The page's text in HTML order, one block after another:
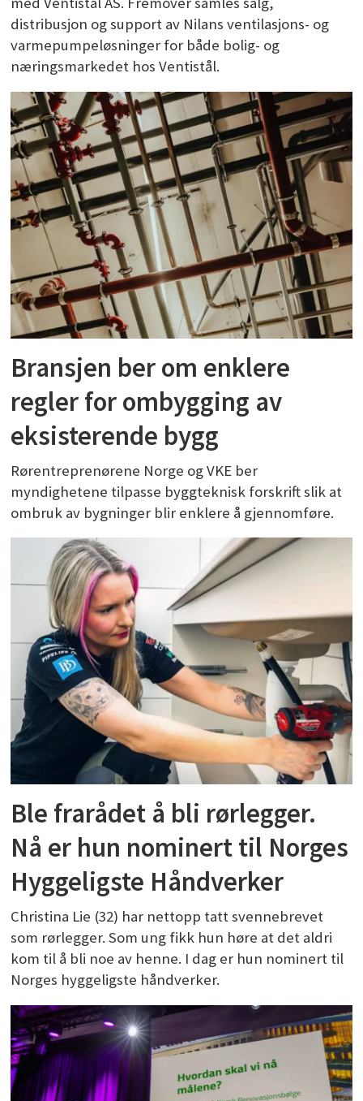
distribusjon og support av Nilans ventilasjons- og
varmepumpeløsninger for både bolig- og
næringsmarkedet hos Ventistål.
Bransjen ber om enklere
regler for ombygging av
eksisterende bygg
Rørentreprenørene Norge og VKE ber
myndighetene tilpasse byggteknisk forskrift slik at
ombruk av bygninger blir enklere å gjennomføre.
Ble frarådet å bli rørlegger.
Nå er hun nominert til Norges
Hyggeligste Håndverker
Christina Lie (32) har nettopp tatt svennebrevet
som rørlegger. Som ung fikk hun høre at det aldri
kom til å bli noe av henne. I dag er hun nominert til
Norges hyggeligste håndverker.